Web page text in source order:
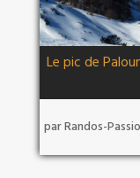
Le pic de
parRandos-